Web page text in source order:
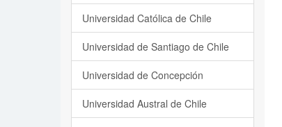
Universidad Católica de Chile
Universidad de Santiago de Chile
Universidad de Concepción
Universidad Austral de Chile